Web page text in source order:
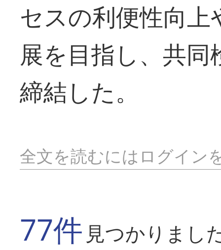
セスの利便性向
展を目指し、共
締結した。
全文を読むにはログイン
77件 見つかりまし